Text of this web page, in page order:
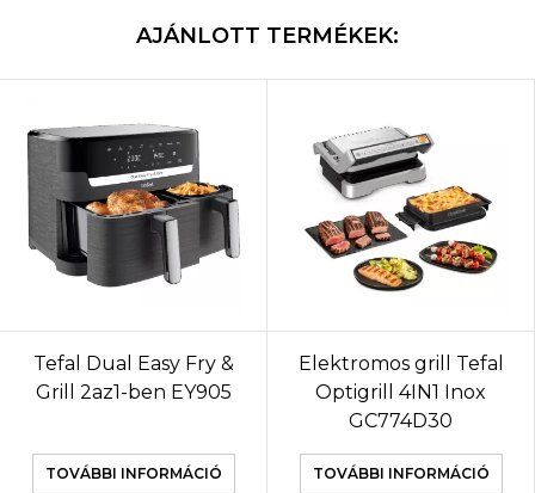
AJÁNLOTT TERMÉKEK:
Tefal Dual Easy Fry &
Grill 2az1-ben EY905
TOVÁBBI INFORMÁCIÓ
Elektromos grill Tefal
Optigrill 4IN1 Inox
GC774D30
TOVÁBBI INFORMÁCIÓ